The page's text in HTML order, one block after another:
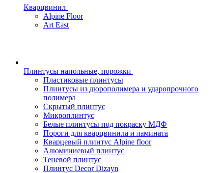
Кварцвинил
Alpine Floor
Art East
Плинтусы напольные, порожки
Пластиковые плинтусы
Плинтусы из дюрополимера и ударопрочного
полимера
Скрытый плинтус
Микроплинтус
Белые плинтусы под покраску МДФ
Пороги для кварцвинила и ламината
Кварцевый плинтус Alpine floor
Алюминиевый плинтус
Теневой плинтус
Плинтус Decor Dizayn